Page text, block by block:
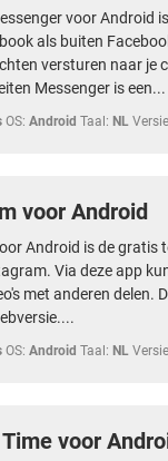
voor Android
als buiten
versturen naar je
Messenger is een...
OS: Android Taal: NL
voor Android
Android is de gratis
Via deze app
met anderen delen.
OS: Android Taal: NL
voor